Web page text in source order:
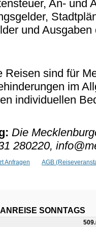
An- und
und
Reisen sind für
im
individuellen
Die
280220,
Anfragen AGB
SONNTAGS